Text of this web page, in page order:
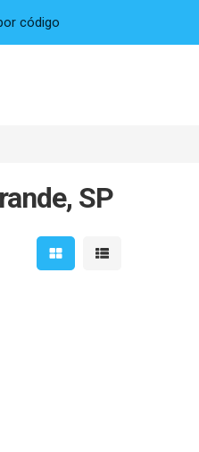
SP
Mostrar resultados em
Mostrar